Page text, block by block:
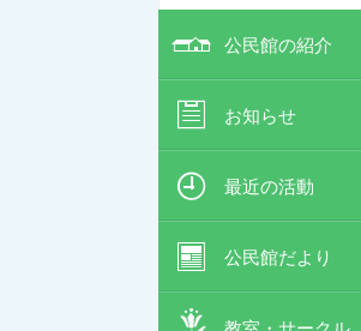
公民館の紹介
お知らせ
最近の活動
公民館だより